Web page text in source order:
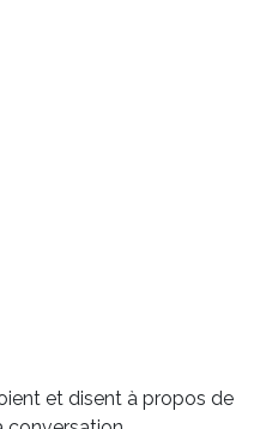
et disent à propos de